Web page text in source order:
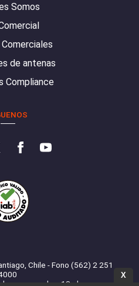
Somos
de antenas
Compliance
Chile - Fono (562) 2 251
reservados. 13.cl
X